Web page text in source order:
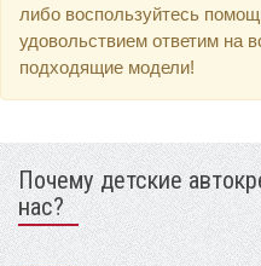
либо воспользуйтесь
удовольствием ответим на
подходящие модели!
Почему детские
нас?